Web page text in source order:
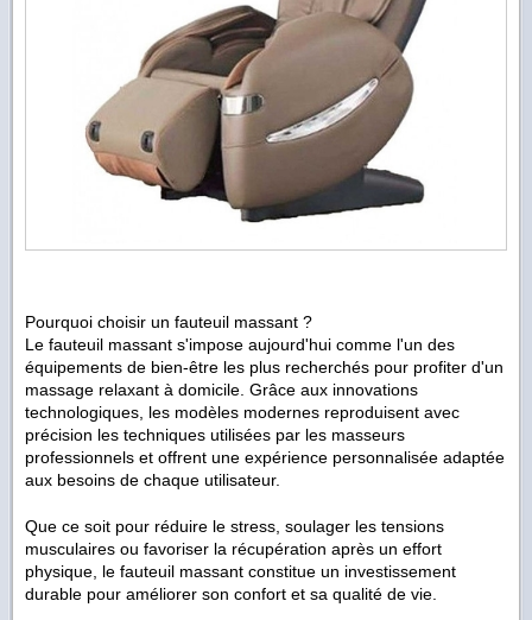
Pourquoi choisir un fauteuil massant ?
Le fauteuil massant s'impose aujourd'hui comme l'un des
équipements de bien-être les plus recherchés pour profiter d'un
massage relaxant à domicile. Grâce aux innovations
technologiques, les modèles modernes reproduisent avec
précision les techniques utilisées par les masseurs
professionnels et offrent une expérience personnalisée adaptée
aux besoins de chaque utilisateur.
Que ce soit pour réduire le stress, soulager les tensions
musculaires ou favoriser la récupération après un effort
physique, le fauteuil massant constitue un investissement
durable pour améliorer son confort et sa qualité de vie.